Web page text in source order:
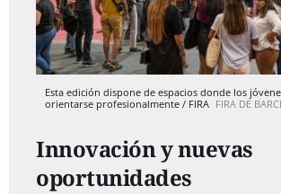
Esta edición dispone de espacios donde los
orientarse profesionalmente / FIRA FIRA DE
Innovación y nuevas
oportunidades